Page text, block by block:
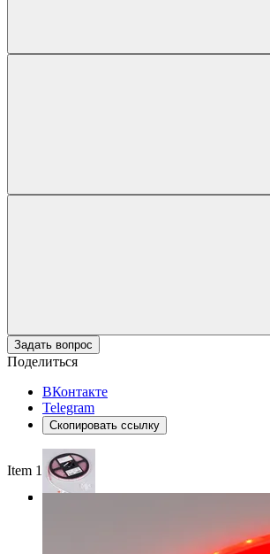
Задать вопрос
Поделиться
ВКонтакте
Telegram
Скопировать ссылку
Item 1 of 3